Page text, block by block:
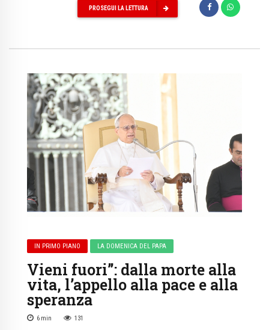
PROSEGUI LA LETTURA
IN PRIMO PIANO LA DOMENICA DEL PAPA
Vieni fuori”: dalla morte alla
vita, l’appello alla pace e alla
speranza
6 min 131